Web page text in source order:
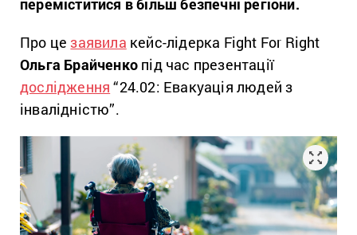
переміститися в більш безпечні регіони.
Про цезаявила кейс-лідерка Fight For Right
Ольга Брайченко під час презентації
дослідження “24.02: Евакуація людей з
інвалідністю”.